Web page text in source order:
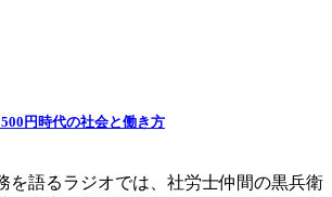
円時代の社会と働き方
を語るラジオでは、社労士仲間の黒兵衛